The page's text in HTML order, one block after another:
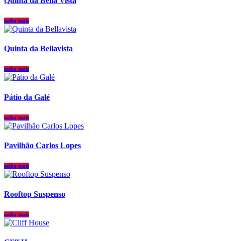
saiba mais
Quinta da Bellavista
saiba mais
Pátio da Galé
saiba mais
Pavilhão Carlos Lopes
saiba mais
Rooftop Suspenso
saiba mais